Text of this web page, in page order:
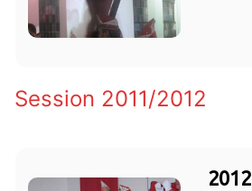
Session 2011/2012
2012